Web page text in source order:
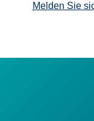
Melden Sie